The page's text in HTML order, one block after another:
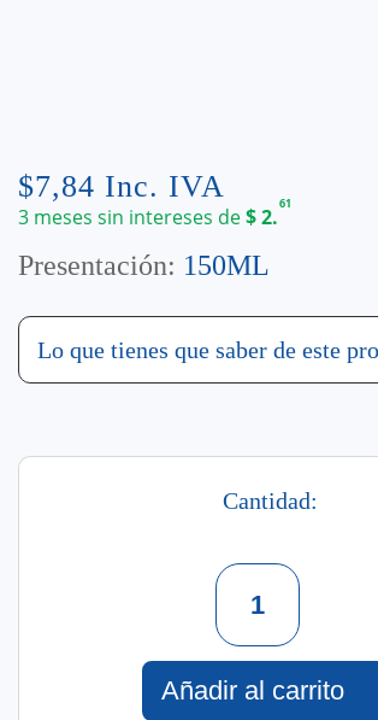
$7,84 Inc. IVA
3 meses sin intereses de$2.61
Presentación: 150ML
Lo que tienes que saber de este
Cantidad:
Limpiador
Facial
En
Espuma
150
Añadir al carrito